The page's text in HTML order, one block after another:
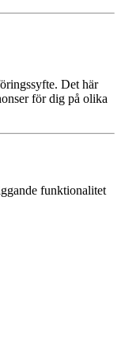
Det här
för dig på olika
funktionalitet